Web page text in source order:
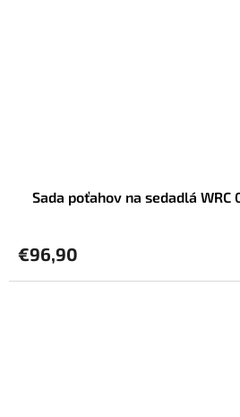
Sada poťahov na sedadlá WRC
€96,90